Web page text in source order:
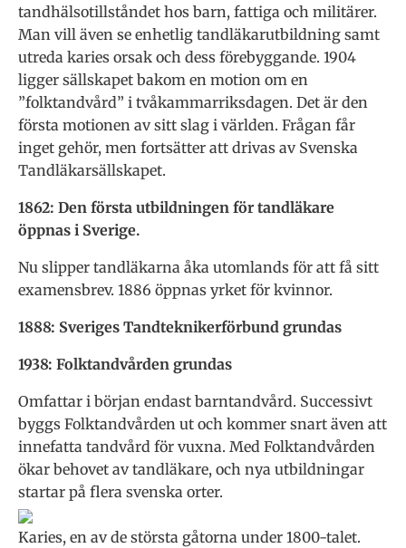
tandhälsotillståndet hos barn, fattiga och militärer.
Man vill även se enhetlig tandläkarutbildning samt
utreda karies orsak och dess förebyggande. 1904
ligger sällskapet bakom en motion om en
”folktandvård” i tvåkammarriksdagen. Det är den
första motionen av sitt slag i världen. Frågan får
inget gehör, men fortsätter att drivas av Svenska
Tandläkarsällskapet.
1862: Den första utbildningen för tandläkare
öppnas i Sverige.
Nu slipper tandläkarna åka utomlands för att få sitt
examensbrev. 1886 öppnas yrket för kvinnor.
1888: Sveriges Tandteknikerförbund grundas
1938: Folktandvården grundas
Omfattar i början endast barntandvård. Successivt
byggs Folktandvården ut och kommer snart även att
innefatta tandvård för vuxna. Med Folktandvården
ökar behovet av tandläkare, och nya utbildningar
startar på flera svenska orter.
Karies, en av de största gåtorna under 1800-talet.